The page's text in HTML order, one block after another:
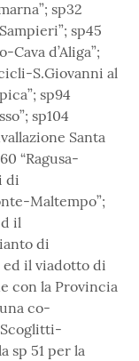
sp32
sp45
Cava d’Aliga”;
S.Giovanni al
sp94
sp104
Santa
“Ragusa-
di
Maltempo”;
il
di
ed il viadotto di
con la Provincia
co-
sp 51 per la